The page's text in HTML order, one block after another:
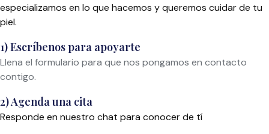
especializamos en lo que hacemos y queremos cuidar de tu
piel.
1) Escríbenos para apoyarte
Llena el formulario para que nos pongamos en contacto
contigo.
2) Agenda una cita
Responde en nuestro chat para conocer de tí